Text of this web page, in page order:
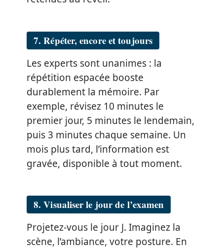
7. Répéter, encore et toujours
Les experts sont unanimes : la
répétition espacée booste
durablement la mémoire. Par
exemple, révisez 10 minutes le
premier jour, 5 minutes le lendemain,
puis 3 minutes chaque semaine. Un
mois plus tard, l’information est
gravée, disponible à tout moment.
8. Visualiser le jour de l’examen
Projetez-vous le jour J. Imaginez la
scène, l’ambiance, votre posture. En